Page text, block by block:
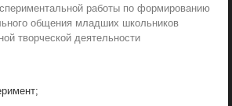
работы по формированию
общения младших школьников
творческой деятельности